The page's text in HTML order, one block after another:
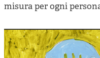
misura per ogni